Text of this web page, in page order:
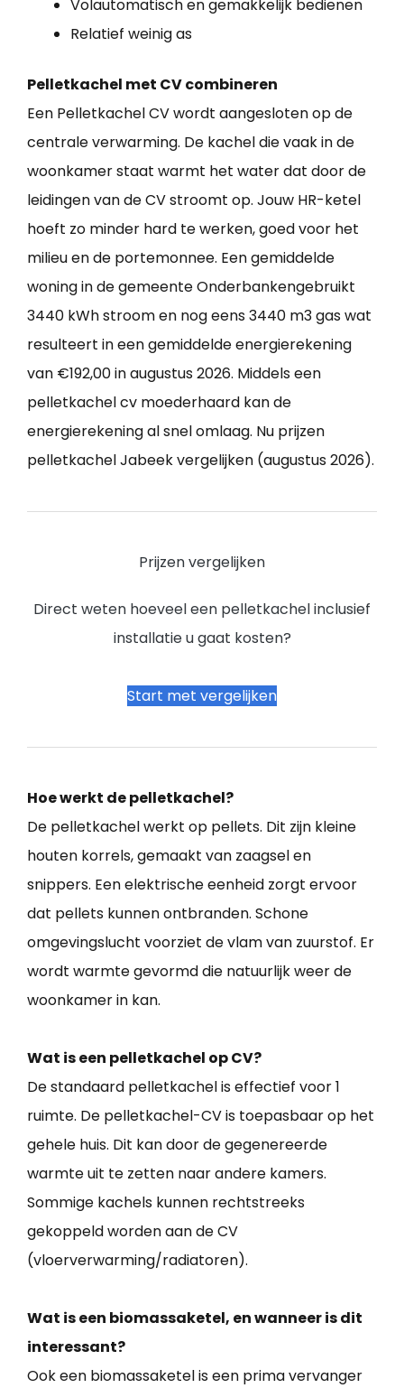
Volautomatisch en gemakkelijk bedienen
Relatief weinig as
Pelletkachel met CV combineren
Een Pelletkachel CV wordt aangesloten op de
centrale verwarming. De kachel die vaak in de
woonkamer staat warmt het water dat door de
leidingen van de CV stroomt op. Jouw HR-ketel
hoeft zo minder hard te werken, goed voor het
milieu en de portemonnee. Een gemiddelde
woning in de gemeente Onderbankengebruikt
3440 kWh stroom en nog eens 3440 m3 gas wat
resulteert in een gemiddelde energierekening
van €192,00 in augustus 2026. Middels een
pelletkachel cv moederhaard kan de
energierekening al snel omlaag. Nu prijzen
pelletkachel Jabeek vergelijken (augustus 2026).
Prijzen vergelijken
Direct weten hoeveel een pelletkachel inclusief
installatie u gaat kosten?
Start met vergelijken
Hoe werkt de pelletkachel?
De pelletkachel werkt op pellets. Dit zijn kleine
houten korrels, gemaakt van zaagsel en
snippers. Een elektrische eenheid zorgt ervoor
dat pellets kunnen ontbranden. Schone
omgevingslucht voorziet de vlam van zuurstof. Er
wordt warmte gevormd die natuurlijk weer de
woonkamer in kan.
Wat is een pelletkachel op CV?
De standaard pelletkachel is effectief voor 1
ruimte. De pelletkachel-CV is toepasbaar op het
gehele huis. Dit kan door de gegenereerde
warmte uit te zetten naar andere kamers.
Sommige kachels kunnen rechtstreeks
gekoppeld worden aan de CV
(vloerverwarming/radiatoren).
Wat is een biomassaketel, en wanneer is dit
interessant?
Ook een biomassaketel is een prima vervanger